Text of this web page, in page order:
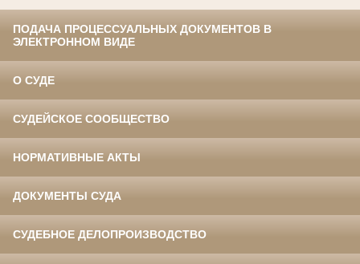
ПОДАЧА ПРОЦЕССУАЛЬНЫХ ДОКУМЕНТОВ В
ЭЛЕКТРОННОМ ВИДЕ
О СУДЕ
СУДЕЙСКОЕ СООБЩЕСТВО
НОРМАТИВНЫЕ АКТЫ
ДОКУМЕНТЫ СУДА
СУДЕБНОЕ ДЕЛОПРОИЗВОДСТВО